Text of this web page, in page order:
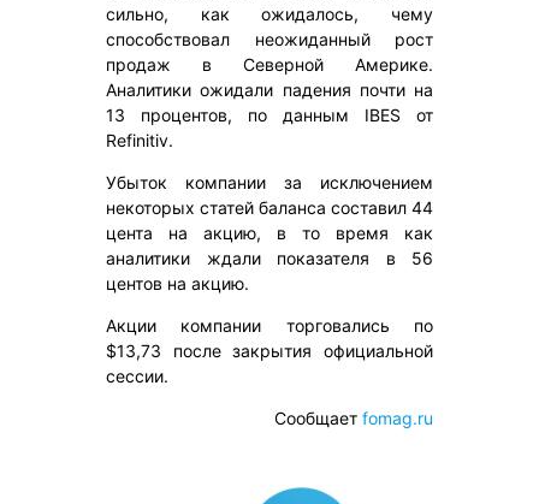
сильно, как ожидалось, чему
способствовал неожиданный рост
продаж в Северной Америке.
Аналитики ожидали падения почти на
13 процентов, по данным IBES от
Refinitiv.
Убыток компании за исключением
некоторых статей баланса составил 44
цента на акцию, в то время как
аналитики ждали показателя в 56
центов на акцию.
Акции компании торговались по
$13,73 после закрытия официальной
сессии.
Сообщает fomag.ru